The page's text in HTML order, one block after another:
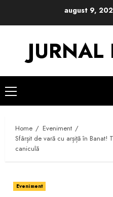
august 9,
Primary
Menu
Home
Eveniment
Sfârșit de vară cu arșiță în
caniculă
Eveniment